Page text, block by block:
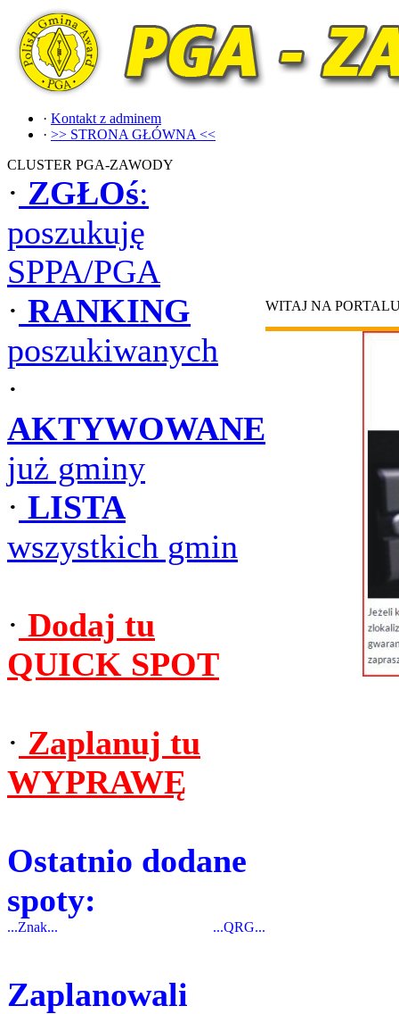
· Kontakt z adminem
· >> STRONA GŁÓWNA <<
CLUSTER PGA-ZAWODY
· ZGŁOś:
poszukuję
SPPA/PGA
· RANKING
poszukiwanych
·
AKTYWOWANE
już gminy
· LISTA
wszystkich gmin
· Dodaj tu
QUICK SPOT
· Zaplanuj tu
WYPRAWĘ
Ostatnio dodane
spoty:
...Znak... ...QRG...
Zaplanowali
WITAJ NA